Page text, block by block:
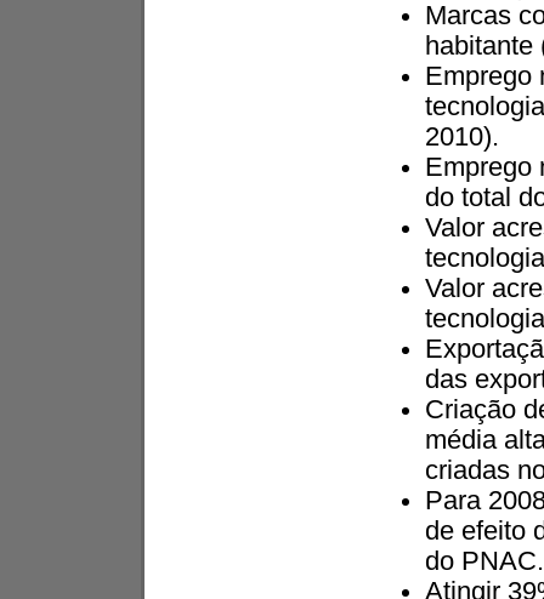
Marcas
habitante
Emprego
2010).
Emprego
do total
Valor
Valor
das
Criação
média
criadas
Para
de efeito
do PNAC.
Atingir